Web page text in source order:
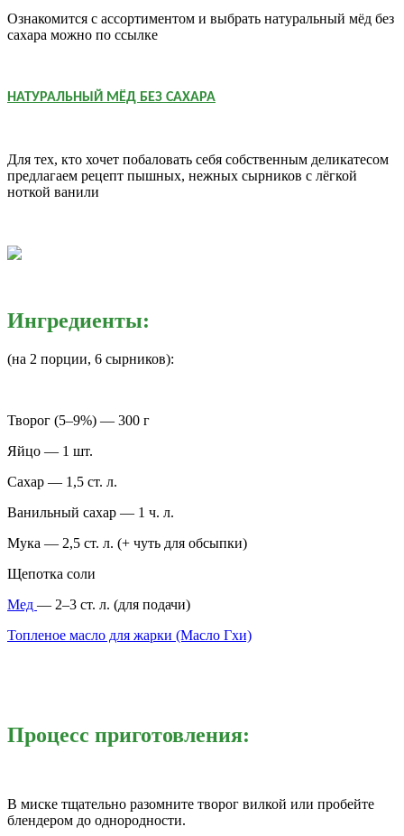
Ознакомится с ассортиментом и выбрать натуральный мёд без
сахара можно по ссылке
НАТУРАЛЬНЫЙ МЁД БЕЗ САХАРА
Для тех, кто хочет побаловать себя собственным деликатесом
предлагаем рецепт пышных, нежных сырников с лёгкой
ноткой ванили
Ингредиенты:
(на 2 порции, 6 сырников):
Творог (5–9%) — 300 г
Яйцо — 1 шт.
Сахар — 1,5 ст. л.
Ванильный сахар — 1 ч. л.
Мука — 2,5 ст. л. (+ чуть для обсыпки)
Щепотка соли
Мед — 2–3 ст. л. (для подачи)
Топленое масло для жарки (Масло Гхи)
Процесс приготовления:
В миске тщательно разомните творог вилкой или пробейте
блендером до однородности.